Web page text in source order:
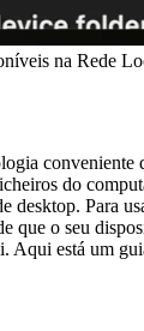
na Rede
conveniente
do
desktop. Para
que o seu
Aqui está um